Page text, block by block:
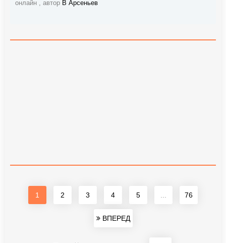
онлайн , автор В Арсеньев
1 2 3 4 5 76
ВПЕРЕД